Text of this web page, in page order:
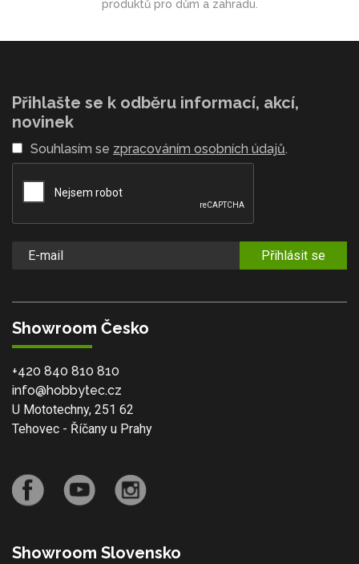
produktů pro dům a zahradu.
Přihlašte se k odběru informací, akcí,
novinek
Souhlasím se zpracováním osobních údajů.
Přihlásit se
Showroom Česko
+420 840 810 810
info@hobbytec.cz
U Mototechny, 251 62
Tehovec - Říčany u Prahy
Showroom Slovensko